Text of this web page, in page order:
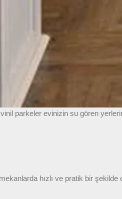
parkeler evinizin su gören
hızlı ve pratik bir